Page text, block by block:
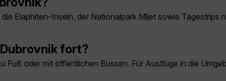
Elaphiten-Inseln, der Nationalpark Mljet sowie
fort?
Fuß oder mit öffentlichen Bussen. Für Ausflüge in die